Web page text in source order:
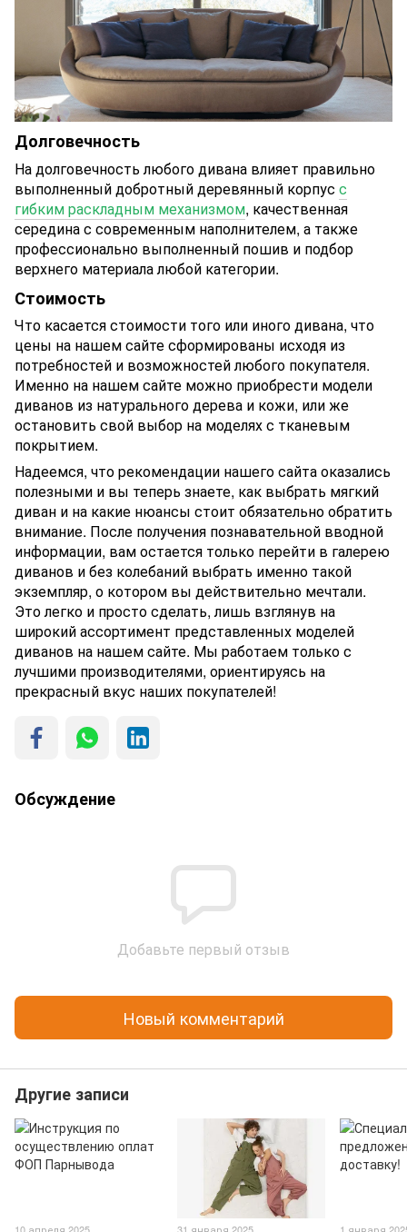
Долговечность
На долговечность любого дивана влияет правильно
выполненный добротный деревянный корпус с
гибким раскладным механизмом, качественная
середина с современным наполнителем, а также
профессионально выполненный пошив и подбор
верхнего материала любой категории.
Стоимость
Что касается стоимости того или иного дивана, что
цены на нашем сайте сформированы исходя из
потребностей и возможностей любого покупателя.
Именно на нашем сайте можно приобрести модели
диванов из натурального дерева и кожи, или же
остановить свой выбор на моделях с тканевым
покрытием.
Надеемся, что рекомендации нашего сайта оказались
полезными и вы теперь знаете, как выбрать мягкий
диван и на какие нюансы стоит обязательно обратить
внимание. После получения познавательной вводной
информации, вам остается только перейти в галерею
диванов и без колебаний выбрать именно такой
экземпляр, о котором вы действительно мечтали.
Это легко и просто сделать, лишь взглянув на
широкий ассортимент представленных моделей
диванов на нашем сайте. Мы работаем только с
лучшими производителями, ориентируясь на
прекрасный вкус наших покупателей!
Обсуждение
Добавьте первый отзыв
Новый комментарий
Другие записи
10 апреля 2025 31 января 2025 1 января